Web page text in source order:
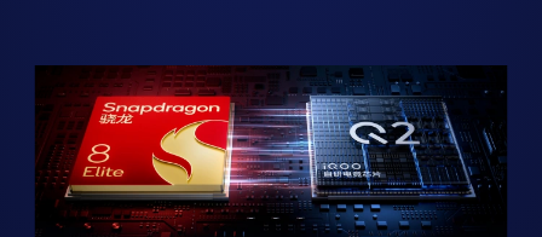
全部S机型 对比S机型
Y50 5G Y50m 5G
全部Y机型 对比Y机型
iQOO Neo11 iQOO 15